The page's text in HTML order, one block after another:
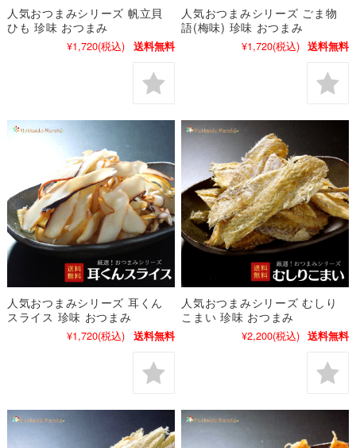
人気おつまみシリーズ 帆立貝
ひも 珍味 おつまみ
¥1,720(税込) 送料無料
人気おつまみシリーズ ごま物
語(梅味) 珍味 おつまみ
¥1,720(税込) 送料無料
人気おつまみシリーズ 耳くん
スライス 珍味 おつまみ
¥1,720(税込) 送料無料
人気おつまみシリーズ むしり
こまい 珍味 おつまみ
¥2,200(税込) 送料無料